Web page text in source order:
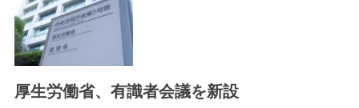
厚生労働省、有識者会議を新設